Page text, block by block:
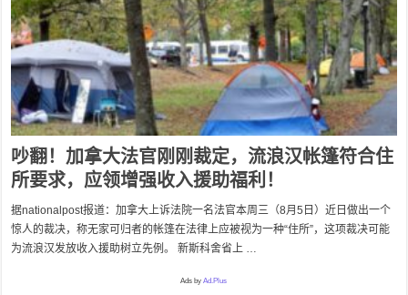
吵翻！加拿大法官刚刚裁定，流浪汉帐篷符合住
所要求，应领增强收入援助福利！
据nationalpost报道：加拿大上诉法院一名法官本周三（8月5日）近日做出一个
惊人的裁决，称无家可归者的帐篷在法律上应被视为一种“住所”，这项裁决可能
为流浪汉发放收入援助树立先例。 新斯科舍省上 …
Ads byAd.Plus